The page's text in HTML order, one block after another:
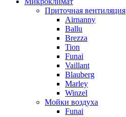
Приточная вентиляция
Airnanny
Ballu
Brezza
Tion
Funai
Vaillant
Blauberg
Marley
Winzel
Мойки воздуха
Funai